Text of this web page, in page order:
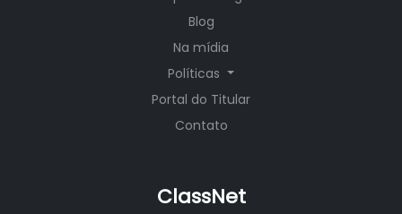
Blog
Na mídia
Políticas
Portal do Titular
Contato
ClassNet